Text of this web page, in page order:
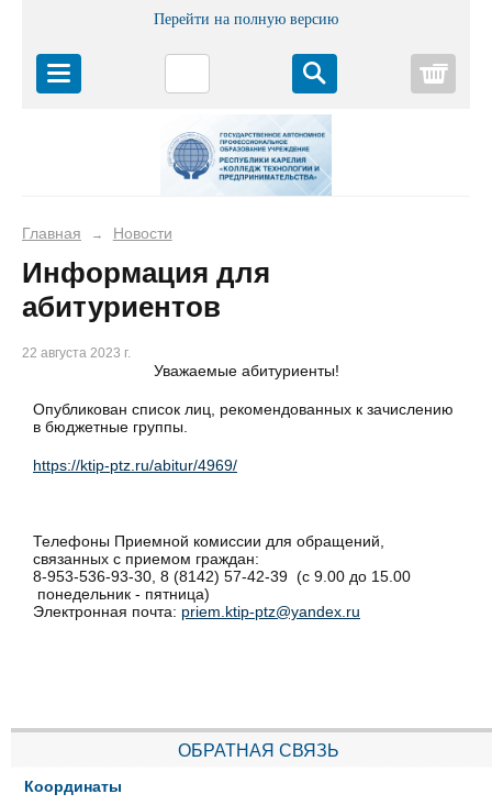
Перейти на полную версию
Главная → Новости
Информация для
абитуриентов
22 августа 2023 г.
Уважаемые абитуриенты!
Опубликован список лиц, рекомендованных к зачислению
в бюджетные группы.
https://ktip-ptz.ru/abitur/4969/
Телефоны Приемной комиссии для обращений,
связанных с приемом граждан:
8-953-536-93-30, 8 (8142) 57-42-39 (с 9.00 до 15.00
понедельник - пятница)
Электронная почта: priem.ktip-ptz@yandex.ru
ОБРАТНАЯ СВЯЗЬ
Координаты